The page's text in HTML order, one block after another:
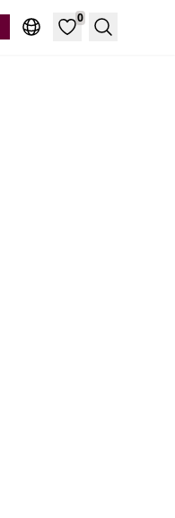
0
Recherche